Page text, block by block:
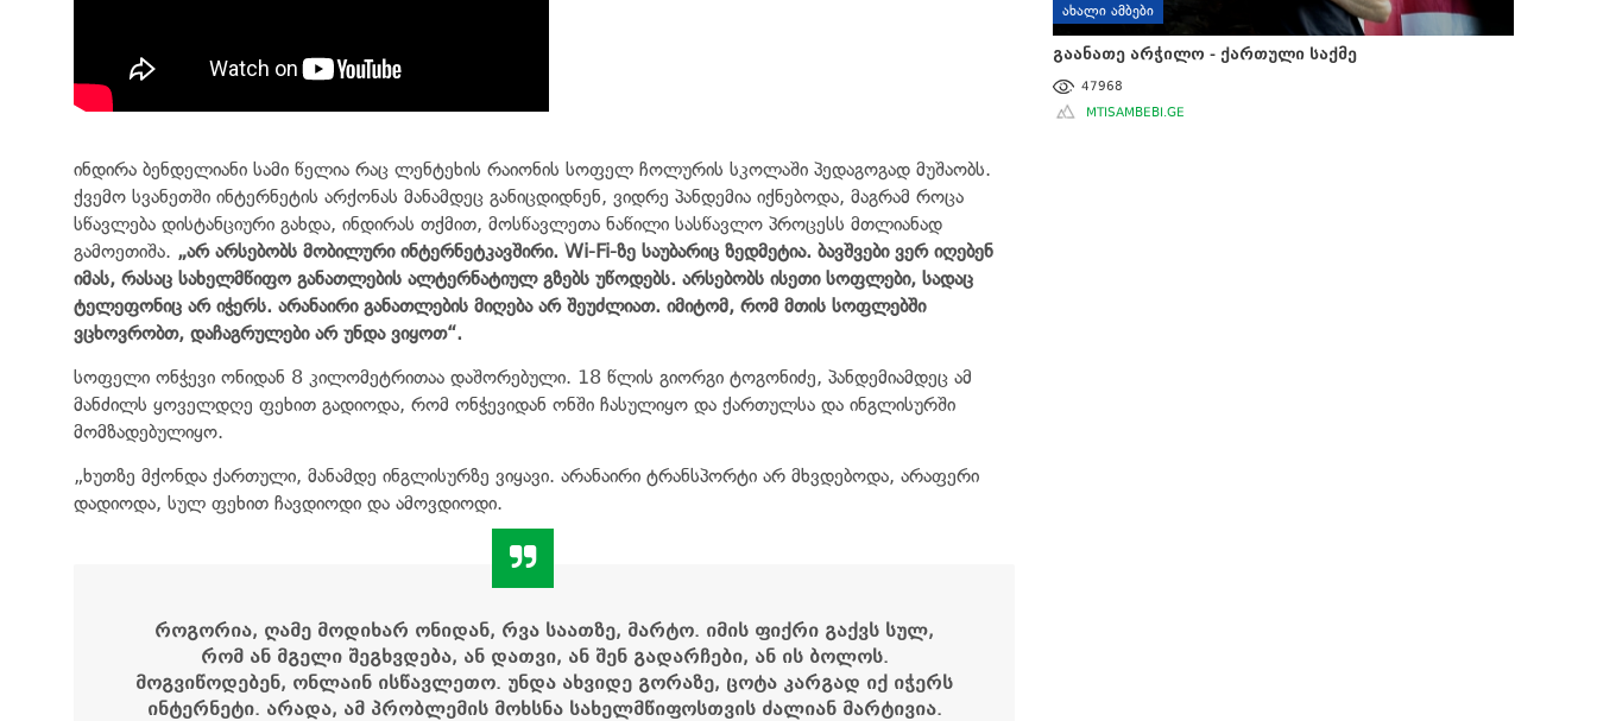
ინდირა ბენდელიანი სამი წელია რაც ლენტეხის რაიონის სოფელ ჩოლურის სკოლაში პედაგოგად მუშაობს.
ქვემო სვანეთში ინტერნეტის არქონას მანამდეც განიცდიდნენ, ვიდრე პანდემია იქნებოდა, მაგრამ როცა
სწავლება დისტანციური გახდა, ინდირას თქმით, მოსწავლეთა ნაწილი სასწავლო პროცესს მთლიანად
გამოეთიშა. „არ არსებობს მობილური ინტერნეტკავშირი. Wi-Fi-ზე საუბარიც ზედმეტია. ბავშვები ვერ იღებენ
იმას, რასაც სახელმწიფო განათლების ალტერნატიულ გზებს უწოდებს. არსებობს ისეთი სოფლები, სადაც
ტელეფონიც არ იჭერს. არანაირი განათლების მიღება არ შეუძლიათ. იმიტომ, რომ მთის სოფლებში
ვცხოვრობთ, დაჩაგრულები არ უნდა ვიყოთ“.
სოფელი ონჭევი ონიდან 8 კილომეტრითაა დაშორებული. 18 წლის გიორგი ტოგონიძე, პანდემიამდეც ამ
მანძილს ყოველდღე ფეხით გადიოდა, რომ ონჭევიდან ონში ჩასულიყო და ქართულსა და ინგლისურში
მომზადებულიყო.
„ხუთზე მქონდა ქართული, მანამდე ინგლისურზე ვიყავი. არანაირი ტრანსპორტი არ მხვდებოდა, არაფერი
დადიოდა, სულ ფეხით ჩავდიოდი და ამოვდიოდი.
როგორია, ღამე მოდიხარ ონიდან, რვა საათზე, მარტო. იმის ფიქრი გაქვს სულ,
რომ ან მგელი შეგხვდება, ან დათვი, ან შენ გადარჩები, ან ის ბოლოს.
მოგვიწოდებენ, ონლაინ ისწავლეთო. უნდა ახვიდე გორაზე, ცოტა კარგად იქ იჭერს
ინტერნეტი. არადა, ამ პრობლემის მოხსნა სახელმწიფოსთვის ძალიან მარტივია.
ᲐᲮᲐᲚᲘ ᲐᲛᲑᲔᲑᲘ
გაანათე არჭილო - ქართული საქმე
47968
MTISAMBEBI.GE